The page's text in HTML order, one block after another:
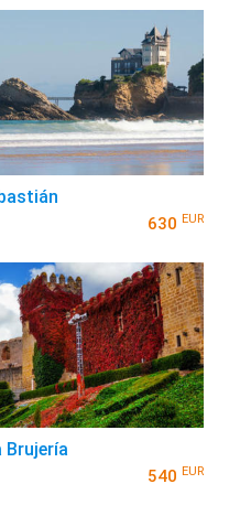
630 EUR
Brujería
540 EUR